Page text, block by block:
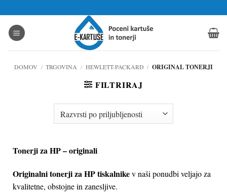
na
vsebino
DOMOV / TRGOVINA / HEWLETT-PACKARD / ORIGINAL TONERJI
FILTRIRAJ
Tonerji za HP – originali
Originalni tonerji za HP tiskalnikev naši ponudbi veljajo za
kvalitetne, obstojne in zanesljive.